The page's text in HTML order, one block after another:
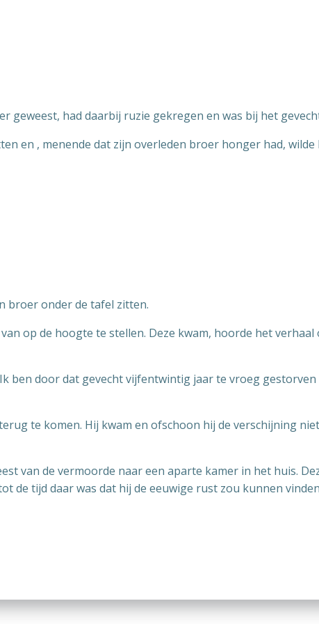
geweest, had daarbij ruzie gekregen en was bij het
en , menende dat zijn overleden broer honger had,
broer onder de tafel zitten.
op de hoogte te stellen. Deze kwam, hoorde het
ben door dat gevecht vijfentwintig jaar te vroeg
te komen. Hij kwam en ofschoon hij de verschijning
van de vermoorde naar een aparte kamer in het huis.
de tijd daar was dat hij de eeuwige rust zou kunnen